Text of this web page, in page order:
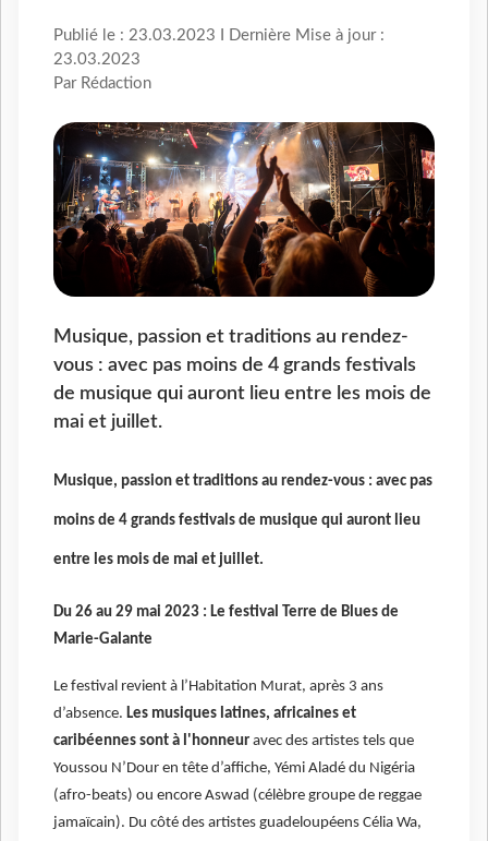
Publié le : 23.03.2023 I Dernière Mise à jour :
23.03.2023
Par Rédaction
Musique, passion et traditions au rendez-
vous : avec pas moins de 4 grands festivals
de musique qui auront lieu entre les mois de
mai et juillet.
Musique, passion et traditions au rendez-vous : avec pas
moins de 4 grands festivals de musique qui auront lieu
entre les mois de mai et juillet.
Du 26 au 29 mai 2023 : Le festival Terre de Blues de
Marie-Galante
Le festival revient à l’Habitation Murat, après 3 ans
d’absence. Les musiques latines, africaines et
caribéennes sont à l'honneur avec des artistes tels que
Youssou N’Dour en tête d’affiche, Yémi Aladé du Nigéria
(afro-beats) ou encore Aswad (célèbre groupe de reggae
jamaïcain). Du côté des artistes guadeloupéens Célia Wa,